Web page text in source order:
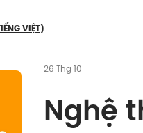
VIỆT)
26 Thg 10
Nghệ